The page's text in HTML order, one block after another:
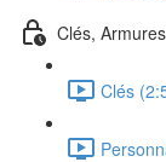
Clés,
Clés